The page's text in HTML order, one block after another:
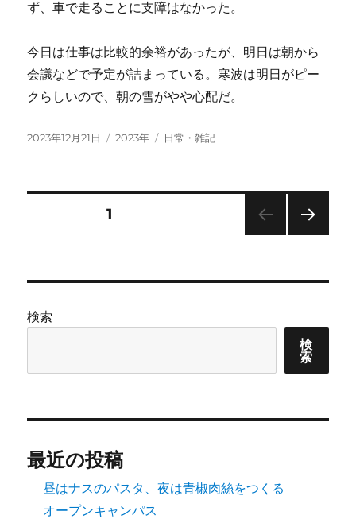
ず、車で走ることに支障はなかった。
今日は仕事は比較的余裕があったが、明日は朝から
会議などで予定が詰まっている。寒波は明日がピー
クらしいので、朝の雪がやや心配だ。
投
2023年12月21日
カ
2023年
タ
日常・雑記
の
ペ
ー
送
り
固定ページ1
検索
検
索
最近の投稿
昼はナスのパスタ、夜は青椒肉絲をつくる
オープンキャンパス